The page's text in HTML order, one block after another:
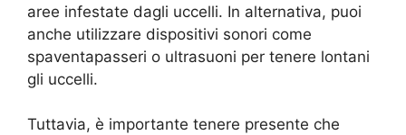
aree infestate dagli uccelli. In alternativa, puoi
anche utilizzare dispositivi sonori come
spaventapasseri o ultrasuoni per tenere lontani
gli uccelli.
Tuttavia, è importante tenere presente che